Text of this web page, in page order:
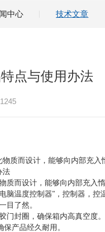
中心 技术文章
点与使用办法
质而设计，能够向内部充
法
质而设计，能够向内部充入
温度控制器"，控制器，控
了然。
封圈，确保箱内高真空度。
产品经久耐用。